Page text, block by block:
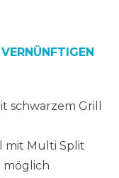
schwarzem Grill
mit Multi Split
möglich